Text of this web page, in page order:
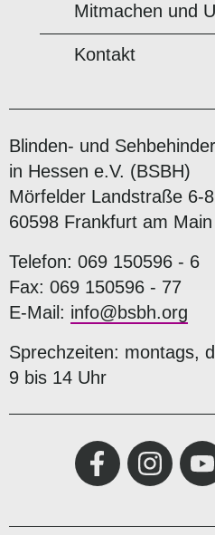
Mitmachen und
Kontakt
Blinden- und
in Hessen e.V. (BSBH)
Mörfelder Landstraße 6-8
60598 Frankfurt am Main
Telefon: 069 150596 - 6
Fax: 069 150596 - 77
E-Mail: info@bsbh.org
Sprechzeiten: montags,
9 bis 14 Uhr